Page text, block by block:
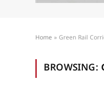
Home » Green Rail
BROWSING: